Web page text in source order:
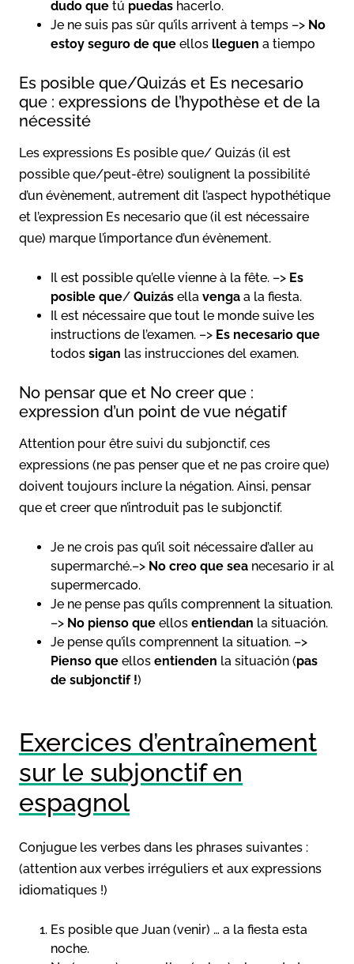
dudo que tú puedas hacerlo.
Je ne suis pas sûr qu’ils arrivent à temps –> No
estoy seguro de que ellos lleguen a tiempo
Es posible que/Quizás et Es necesario
que : expressions de l’hypothèse et de la
nécessité
Les expressions Es posible que/ Quizás (il est
possible que/peut-être) soulignent la possibilité
d’un évènement, autrement dit l’aspect hypothétique
et l’expression Es necesario que (il est nécessaire
que) marque l’importance d’un évènement.
Il est possible qu’elle vienne à la fête. –> Es
posible que/ Quizás ella venga a la fiesta.
Il est nécessaire que tout le monde suive les
instructions de l’examen. –> Es necesario que
todos sigan las instrucciones del examen.
No pensar que et No creer que :
expression d’un point de vue négatif
Attention pour être suivi du subjonctif, ces
expressions (ne pas penser que et ne pas croire que)
doivent toujours inclure la négation. Ainsi, pensar
que et creer que n’introduit pas le subjonctif.
Je ne crois pas qu’il soit nécessaire d’aller au
supermarché.–> No creo que sea necesario ir al
supermercado.
Je ne pense pas qu’ils comprennent la situation.
–> No pienso que ellos entiendan la situación.
Je pense qu’ils comprennent la situation. –>
Pienso que ellos entienden la situación (pas
de subjonctif !)
Exercices d’entraînement
sur le subjonctif en
espagnol
Conjugue les verbes dans les phrases suivantes :
(attention aux verbes irréguliers et aux expressions
idiomatiques !)
Es posible que Juan (venir) … a la fiesta esta
noche.